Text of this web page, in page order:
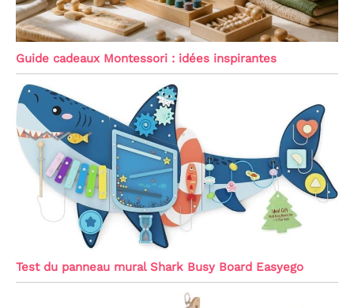
Guide cadeaux Montessori : idées inspirantes
Test du panneau mural Shark Busy Board Easyego